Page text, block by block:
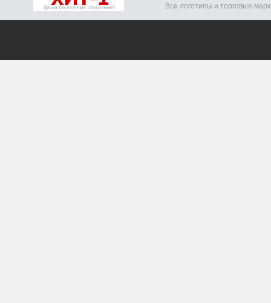
Все логотипы и торговые